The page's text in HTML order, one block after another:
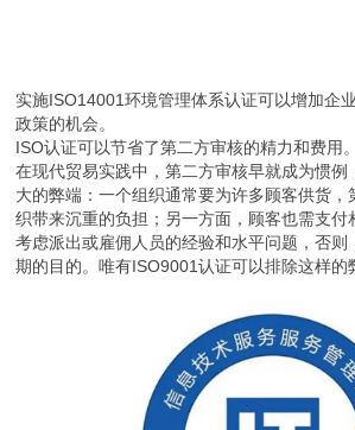
实施ISO14001环境管理体系认证可以增加企
政策的机会。
ISO认证可以节省了第二方审核的精力和费用。
在现代贸易实践中，第二方审核早就成为惯例
大的弊端：一个组织通常要为许多顾客供货，
织带来沉重的负担；另一方面，顾客也需支付
考虑派出或雇佣人员的经验和水平问题，否则
期的目的。唯有ISO9001认证可以排除这样的